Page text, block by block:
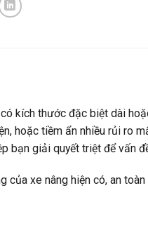
kích thước đặc biệt dài
hoặc tiềm ẩn nhiều rủi ro
bạn giải quyết triệt để vấn
xe nâng hiện có, an